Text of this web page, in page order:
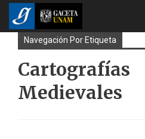
Navegación Por Etiqueta
Cartografías
Medievales